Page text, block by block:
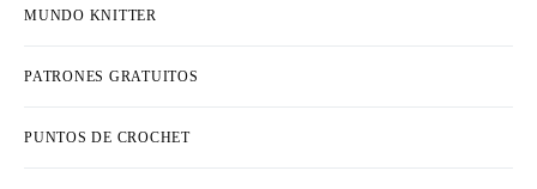
MUNDO KNITTER
PATRONES GRATUITOS
PUNTOS DE CROCHET